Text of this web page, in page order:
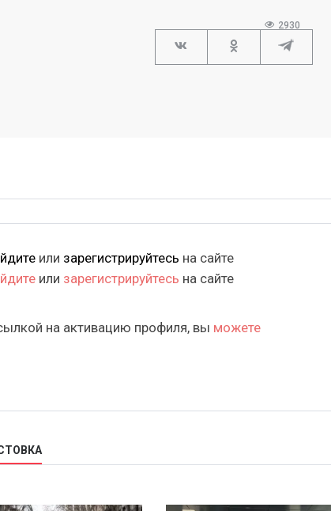
2930
или зарегистрируйтесь на сайте
или зарегистрируйтесь на сайте
на активацию профиля, вы можете